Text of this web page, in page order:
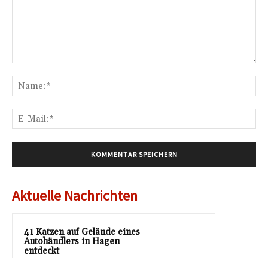
Aktuelle Nachrichten
41 Katzen auf Gelände eines
Autohändlers in Hagen
entdeckt